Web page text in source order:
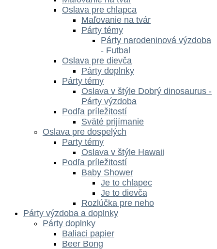
Oslava pre chlapca
Maľovanie na tvár
Párty témy
Párty narodeninová výzdoba
- Futbal
Oslava pre dievča
Párty doplnky
Párty témy
Oslava v štýle Dobrý dinosaurus -
Párty výzdoba
Podľa príležitostí
Sväté prijímanie
Oslava pre dospelých
Party témy
Oslava v štýle Hawaii
Podľa príležitostí
Baby Shower
Je to chlapec
Je to dievča
Rozlúčka pre neho
Párty výzdoba a doplnky
Párty doplnky
Baliaci papier
Beer Bong